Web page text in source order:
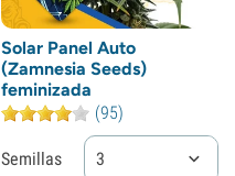
Solar Panel Auto
(Zamnesia Seeds)
feminizada
(95)
Semillas 3